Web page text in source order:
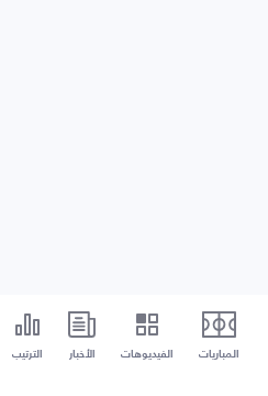
المباريات الفيديوهات الأخبار الترتيب